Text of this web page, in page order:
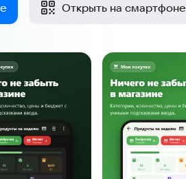
Открыть на смартфоне